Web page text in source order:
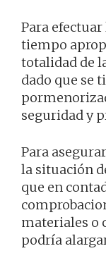
Para efectuar
tiempo
totalidad de
dado que se
seguridad y
Para
la situación
que en
materiales o
podría